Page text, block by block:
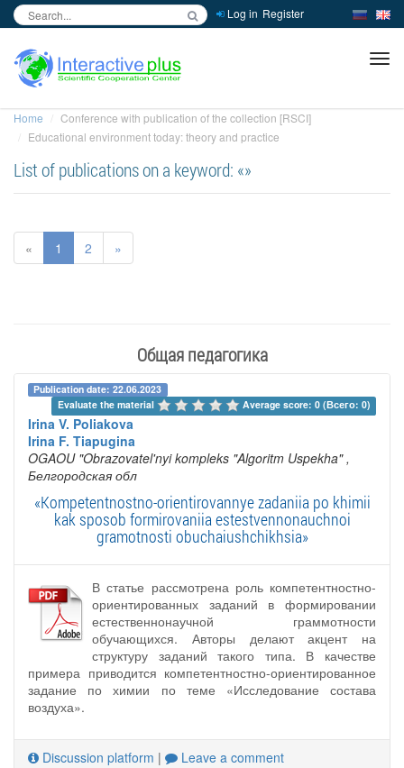
Log in Register
Home
Conference with publication of the collection [RSCI]
Educational environment today: theory and practice
List of publications on a keyword: «»
« 1 2 »
Общая педагогика
Publication date: 22.06.2023
Evaluate the material
Average score: 0 (Всего: 0)
Irina V. Poliakova
Irina F. Tiapugina
OGAOU "Obrazovatel'nyi kompleks "Algoritm Uspekha" ,
Белгородская обл
«Kompetentnostno-orientirovannye zadaniia po khimii
kak sposob formirovaniia estestvennonauchnoi
gramotnosti obuchaiushchikhsia»
В статье рассмотрена роль компетентностно-
ориентированных заданий в формировании
естественнонаучной граммотности
обучающихся. Авторы делают акцент на
структуру заданий такого типа. В качестве
примера приводится компетентностно-ориентированное
задание по химии по теме «Исследование состава
воздуха».
Discussion platform | Leave a comment